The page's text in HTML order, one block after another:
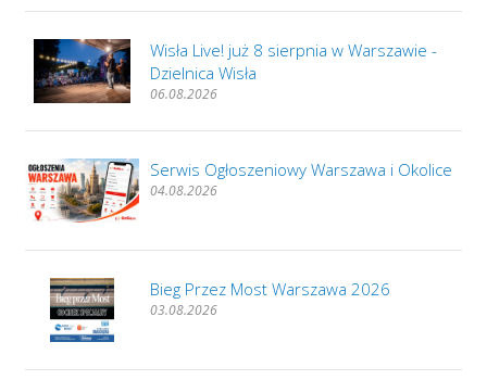
Wisła Live! już 8 sierpnia w Warszawie -
Dzielnica Wisła
06.08.2026
Serwis Ogłoszeniowy Warszawa i Okolice
04.08.2026
Bieg Przez Most Warszawa 2026
03.08.2026